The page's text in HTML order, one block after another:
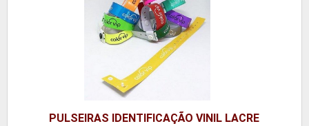
PULSEIRAS IDENTIFICAÇÃO VINIL LACRE